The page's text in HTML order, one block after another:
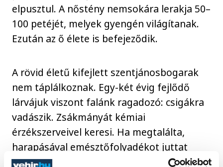
elpusztul. A nőstény nemsokára lerakja 50–
100 petéjét, melyek gyengén világítanak.
Ezután az ő élete is befejeződik.
A rövid életű kifejlett szentjánosbogarak
nem táplálkoznak. Egy-két évig fejlődő
lárvájuk viszont falánk ragadozó: csigákra
vadászik. Zsákmányát kémiai
érzékszerveivel keresi. Ha megtalálta,
harapásával emésztőfolyadékot juttat
áldozata testébe, majd a csiga feloldódó